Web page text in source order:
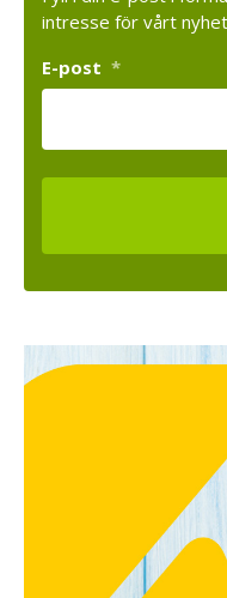
intresse för vårt
E-post *